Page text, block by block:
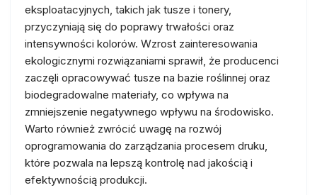
eksploatacyjnych, takich jak tusze i tonery,
przyczyniają się do poprawy trwałości oraz
intensywności kolorów. Wzrost zainteresowania
ekologicznymi rozwiązaniami sprawił, że producenci
zaczęli opracowywać tusze na bazie roślinnej oraz
biodegradowalne materiały, co wpływa na
zmniejszenie negatywnego wpływu na środowisko.
Warto również zwrócić uwagę na rozwój
oprogramowania do zarządzania procesem druku,
które pozwala na lepszą kontrolę nad jakością i
efektywnością produkcji.